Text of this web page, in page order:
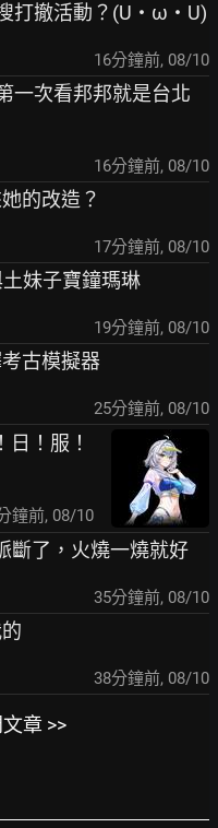
打撤活動？(U・ω・U)
16分鐘前, 08/10
一次看邦邦就是台北
16分鐘前, 08/10
的改造？
17分鐘前, 08/10
妹子寶鐘瑪琳
19分鐘前, 08/10
古模擬器
25分鐘前, 08/10
日！服！
鐘前, 08/10
斷了，火燒一燒就好
35分鐘前, 08/10
38分鐘前, 08/10
章 >>